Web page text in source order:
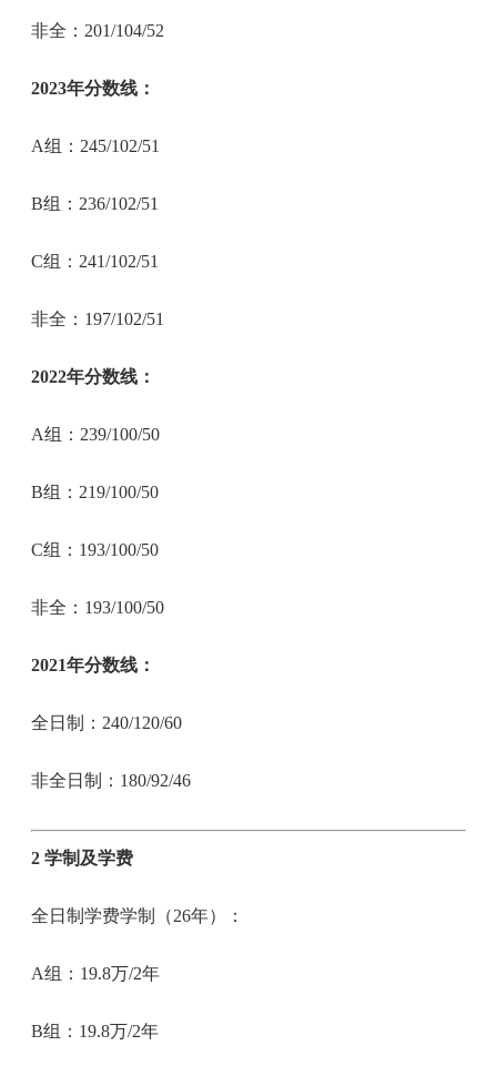
非全：201/104/52
2023年分数线：
A组：245/102/51
B组：236/102/51
C组：241/102/51
非全：197/102/51
2022年分数线：
A组：239/100/50
B组：219/100/50
C组：193/100/50
非全：193/100/50
2021年分数线：
全日制：240/120/60
非全日制：180/92/46
2 学制及学费
全日制学费学制（26年）：
A组：19.8万/2年
B组：19.8万/2年